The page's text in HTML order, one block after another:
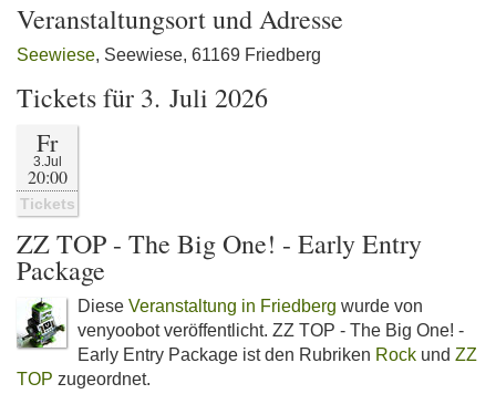
Veranstaltungsort und Adresse
Seewiese, Seewiese, 61169 Friedberg
Tickets für 3. Juli 2026
Fr
3.Jul
20:00
Tickets
ZZ TOP - The Big One! - Early Entry
Package
Diese Veranstaltung in Friedberg wurde von
venyoobot veröffentlicht. ZZ TOP - The Big One! -
Early Entry Package ist den Rubriken Rock und ZZ
TOP zugeordnet.